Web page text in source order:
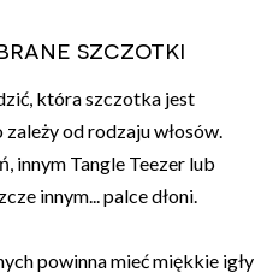
szczotki
która szczotka jest
od rodzaju włosów.
innym Tangle Teezer lub
innym... palce dłoni.
powinna mieć miękkie igły